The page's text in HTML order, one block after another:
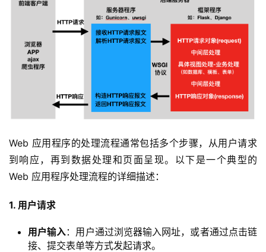
Web 应用程序的处理流程通常包括多个步骤，从用户请求
到响应，再到数据处理和页面呈现。以下是一个典型的
Web 应用程序处理流程的详细描述：
1. 用户请求
用户输入：用户通过浏览器输入网址，或者通过点击链
接、提交表单等方式发起请求。